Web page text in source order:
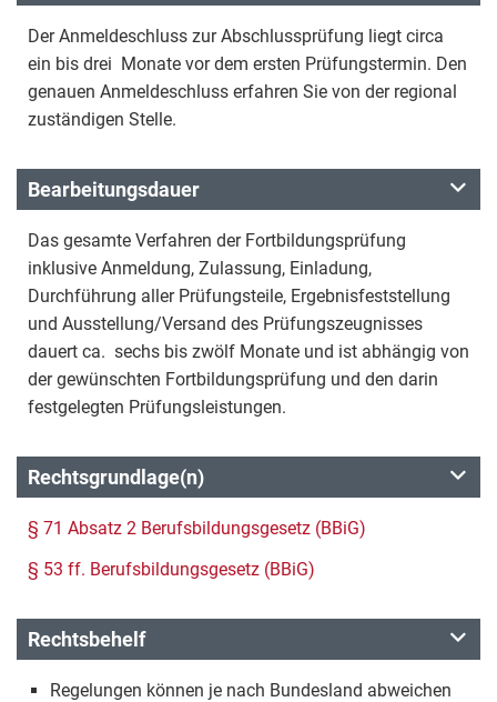
Der Anmeldeschluss zur Abschlussprüfung liegt circa
ein bis drei Monate vor dem ersten Prüfungstermin. Den
genauen Anmeldeschluss erfahren Sie von der regional
zuständigen Stelle.
Bearbeitungsdauer
Das gesamte Verfahren der Fortbildungsprüfung
inklusive Anmeldung, Zulassung, Einladung,
Durchführung aller Prüfungsteile, Ergebnisfeststellung
und Ausstellung/Versand des Prüfungszeugnisses
dauert ca. sechs bis zwölf Monate und ist abhängig von
der gewünschten Fortbildungsprüfung und den darin
festgelegten Prüfungsleistungen.
Rechtsgrundlage(n)
§ 71 Absatz 2 Berufsbildungsgesetz (BBiG)
§ 53 ff. Berufsbildungsgesetz (BBiG)
Rechtsbehelf
Regelungen können je nach Bundesland abweichen